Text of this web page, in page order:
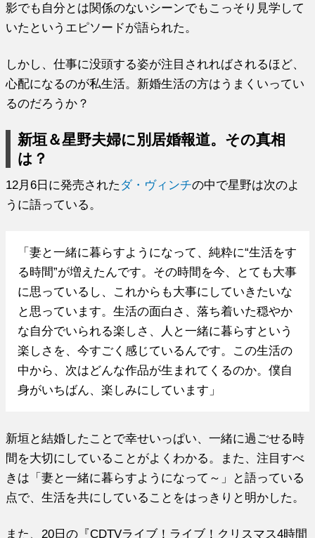
影でも自分とは関係のないシーンでもこっそり見学して
いたというエピソードが語られた。
しかし、仕事に没頭する姿が注目されればされるほど、
心配になるのが私生活。新婚生活の方はうまくいってい
るのだろうか？
新垣＆星野夫婦に別居婚報道。その真相
は？
12月6日に発売された ダ・ヴィンチの中で星野は次のよ
うに語っている。
「妻と一緒に暮らすようになって、純粋に“生活をす
る時間”が増えたんです。その時間を今、とても大事
に思っているし、これからも大事にしていきたいな
と思っています。生活の面白さ、落ち着いた穏やか
な自分でいられる楽しさ、人と一緒に暮らすという
楽しさを、今すごく感じているんです。この生活の
中から、次はどんな作品が生まれてくるのか。僕自
身がいちばん、楽しみにしています」
新垣と結婚したことで幸せいっぱい、一緒に過ごせる時
間を大切にしていることがよくわかる。また、注目すべ
きは「妻と一緒に暮らすようになって～」と語っている
点で、生活を共にしていることをはっきりと明かした。
また、20日の『CDTVライブ！ライブ！クリスマス4時間